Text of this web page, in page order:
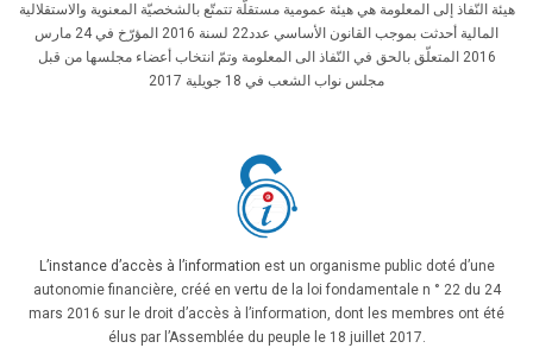
هيئة النّفاذ إلى المعلومة هي هيئة عمومية مستقلّة تتمتّع بالشخصيّة المعنوية والاستقلالية
المالية أحدثت بموجب القانون الأساسي عدد22 لسنة 2016 المؤرّخ في 24 مارس
2016 المتعلّق بالحق في النّفاذ الى المعلومة وتمّ انتخاب أعضاء مجلسها من قبل
مجلس نواب الشعب في 18 جويلية 2017
L’instance d’accès à l’information est un organisme public doté d’une
autonomie financière, créé en vertu de la loi fondamentale n ° 22 du 24
mars 2016 sur le droit d’accès à l’information, dont les membres ont été
élus par l’Assemblée du peuple le 18 juillet 2017.